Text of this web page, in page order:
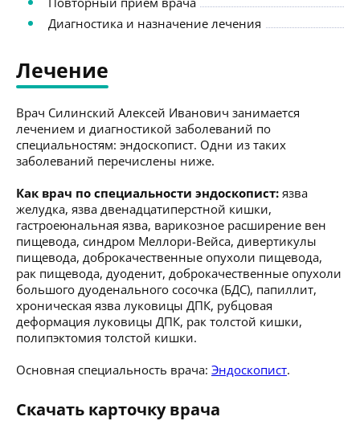
Диагностика и назначение лечения
Лечение
Врач Силинский Алексей Иванович занимается
лечением и диагностикой заболеваний по
специальностям: эндоскопист. Одни из таких
заболеваний перечислены ниже.
Как врач по специальности эндоскопист: язва
желудка, язва двенадцатиперстной кишки,
гастроеюнальная язва, варикозное расширение вен
пищевода, синдром Меллори-Вейса, дивертикулы
пищевода, доброкачественные опухоли пищевода,
рак пищевода, дуоденит, доброкачественные опухоли
большого дуоденального сосочка (БДС), папиллит,
хроническая язва луковицы ДПК, рубцовая
деформация луковицы ДПК, рак толстой кишки,
полипэктомия толстой кишки.
Основная специальность врача: Эндоскопист.
Скачать карточку врача